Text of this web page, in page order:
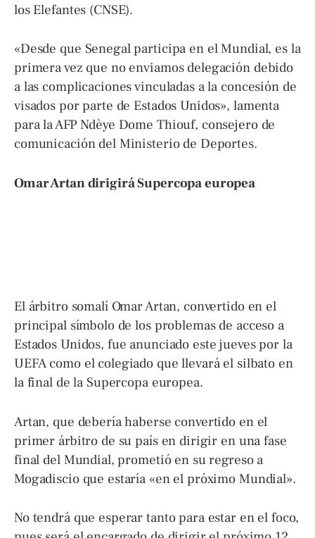
los Elefantes (CNSE).
«Desde que Senegal participa en el Mundial, es la
primera vez que no enviamos delegación debido
a las complicaciones vinculadas a la concesión de
visados por parte de Estados Unidos», lamenta
para la AFP Ndèye Dome Thiouf, consejero de
comunicación del Ministerio de Deportes.
Omar Artan dirigirá Supercopa europea
El árbitro somalí Omar Artan, convertido en el
principal símbolo de los problemas de acceso a
Estados Unidos, fue anunciado este jueves por la
UEFA como el colegiado que llevará el silbato en
la final de la Supercopa europea.
Artan, que debería haberse convertido en el
primer árbitro de su país en dirigir en una fase
final del Mundial, prometió en su regreso a
Mogadiscio que estaría «en el próximo Mundial».
No tendrá que esperar tanto para estar en el foco,